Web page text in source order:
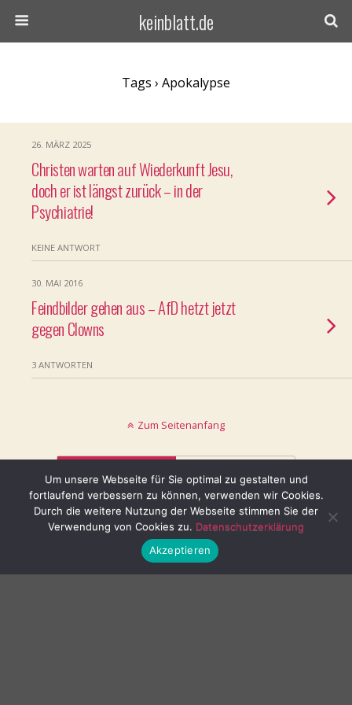
keinblatt.de
Tags › Apokalypse
26. MÄRZ 2025
Christen warten auf Wiederkunft Jesu,
doch er ist längst zurück – in der
Psychiatrie!
KEINE ANTWORT
30. MAI 2016
Feindbilder gehen aus – AfD hetzt jetzt
gegen Clowns
3 ANTWORTEN
Zum Seitenanfang
Mobil Desktop
© keinblatt.de
Um unsere Webseite für Sie optimal zu gestalten und
fortlaufend verbessern zu können, verwenden wir Cookies.
Durch die weitere Nutzung der Webseite stimmen Sie der
Verwendung von Cookies zu. Datenschutzerklärung
Akzeptieren